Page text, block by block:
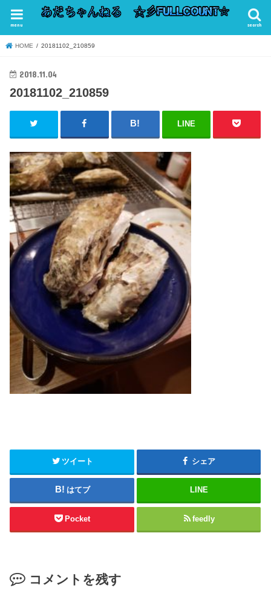
search
menu
HOME 20181102_210859
2018.11.04
20181102_210859
LINE
ツイート シェア
はてブ LINE
Pocket feedly
コメントを残す